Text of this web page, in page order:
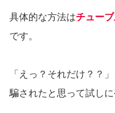
具体的な方法はチュー
です。
「えっ？それだけ？？
騙されたと思って試しに